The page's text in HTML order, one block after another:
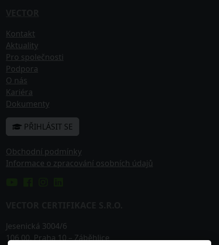
Kontakt
Aktuality
Pro společnosti
Podpora
O nás
Kariéra
Dokumenty
PŘIHLÁSIT SE
Obchodní podmínky
Informace o zpracování osobních údajů
Jesenická 3004/6
106 00,Praha 10– Záběhlice